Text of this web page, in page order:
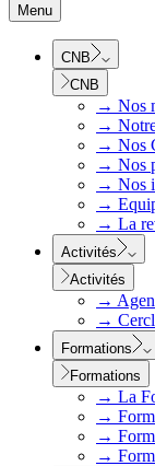
Menu
CNB
CNB
→ Nos
→
→ Nos
→ Nos
→ Nos
→
→ La
Activités
Activités
→
→
Formations
Formations
→ La
→
→
→